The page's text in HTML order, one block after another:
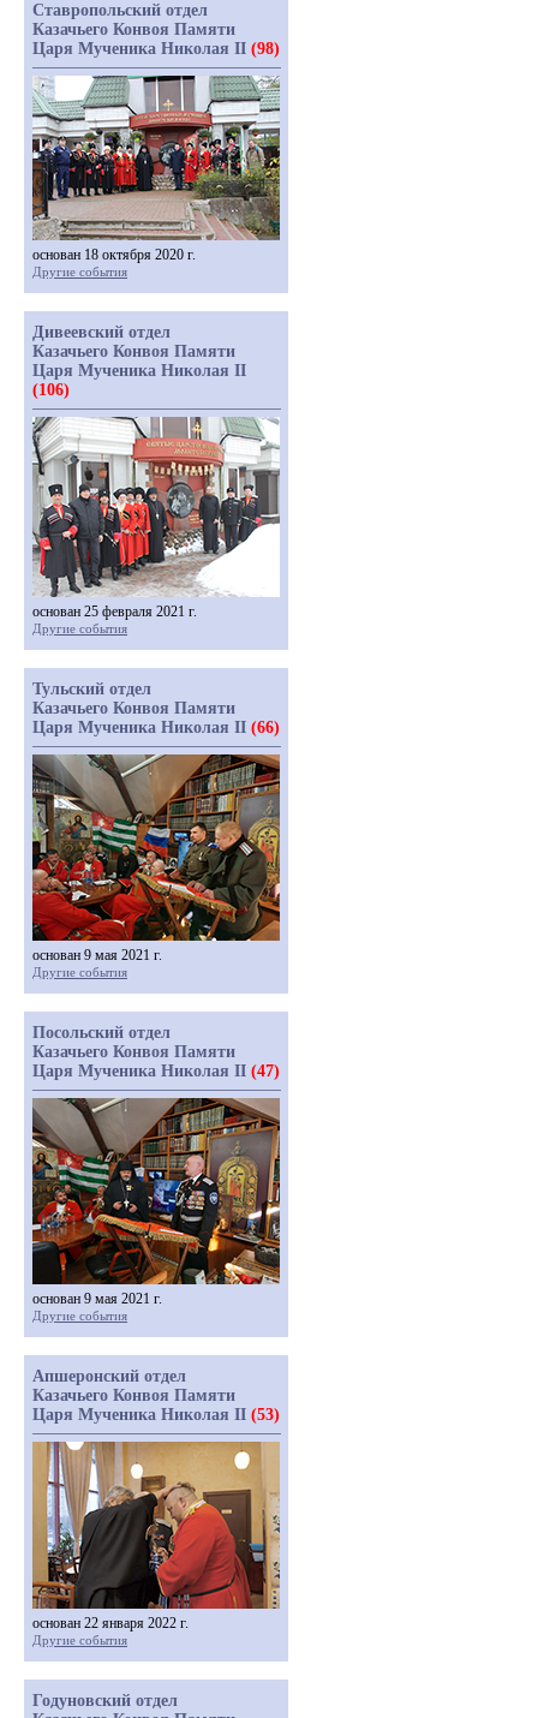
Ставропольский отдел
Казачьего Конвоя Памяти
Царя Мученика Николая II (98)
основан 18 октября 2020 г.
Другие события
Дивеевский отдел
Казачьего Конвоя Памяти
Царя Мученика Николая II
(106)
основан 25 февраля 2021 г.
Другие события
Тульский отдел
Казачьего Конвоя Памяти
Царя Мученика Николая II (66)
основан 9 мая 2021 г.
Другие события
Посольский отдел
Казачьего Конвоя Памяти
Царя Мученика Николая II (47)
основан 9 мая 2021 г.
Другие события
Апшеронский отдел
Казачьего Конвоя Памяти
Царя Мученика Николая II (53)
основан 22 января 2022 г.
Другие события
Годуновский отдел